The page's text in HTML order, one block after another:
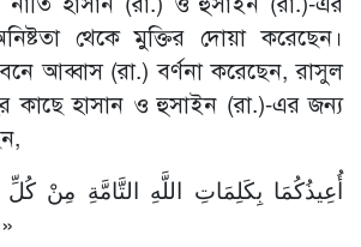
থেকে মুক্তির দোয়া করেছেন।
আব্বাস (রা.) বর্ণনা করেছেন, রাসুল
কাছে হাসান ও হুসাইন (রা.)-এর জন্য
وَمِنْ كُلِّ عَيْنٍ لاَمَّةٍ»